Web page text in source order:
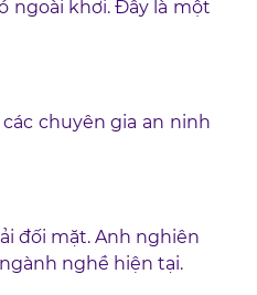
ngoài khơi. Đây là một
chuyên gia an ninh
đối mặt. Anh nghiên
nghề hiện tại.